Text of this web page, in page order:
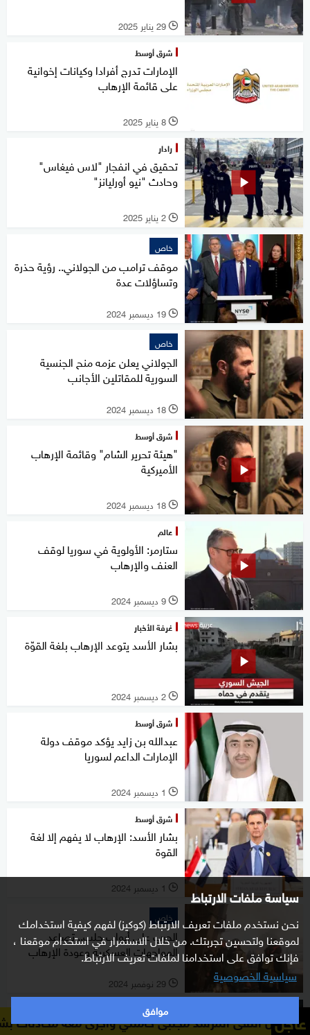
سياسة ملفات الارتباط
نحن نستخدم ملفات تعريف الارتباط (كوكيز) لفهم كيفية استخدامك
لموقعنا ولتحسين تجربتك. من خلال الاستمرار في استخدام موقعنا ،
فإنك توافق على استخدامنا لملفات تعريف الارتباط.
سياسية الخصوصية
موافق
l 29 يناير 2025
شرق أوسط
الإمارات تدرج أفرادا وكيانات إخوانية
على قائمة الإرهاب
l 8 يناير 2025
رادار
تحقيق في انفجار "لاس فيغاس"
وحادث "نيو أورليانز"
l 2 يناير 2025
خاص
موقف ترامب من الجولاني.. رؤية حذرة
وتساؤلات عدة
l 19 ديسمبر 2024
خاص
الجولاني يعلن عزمه منح الجنسية
السورية للمقاتلين الأجانب
l 18 ديسمبر 2024
شرق أوسط
"هيئة تحرير الشام" وقائمة الإرهاب
الأميركية
l 18 ديسمبر 2024
عالم
ستارمر: الأولوية في سوريا لوقف
العنف والإرهاب
l 9 ديسمبر 2024
غرفة الأخبار
بشار الأسد يتوعد الإرهاب بلغة القوّة
l 2 ديسمبر 2024
شرق أوسط
عبدالله بن زايد يؤكد موقف دولة
الإمارات الداعم لسوريا
l 1 ديسمبر 2024
شرق أوسط
بشار الأسد: الإرهاب لا يفهم إلا لغة
القوة
l 1 ديسمبر 2024
خاص
الحرب على أبواب حلب.. تصاعد
المواجهات العسكرية وعودة الإرهاب
l 29 نوفمبر 2024
شرق أوسط
محكمة الجنايات المصرية ترفع أسماء عاجلمجتبى خامنئي وأجرى معه محادثات بشأن الأوضاع